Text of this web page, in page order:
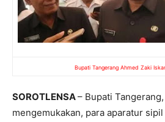
Bupati Tangerang Ahmed Zaki
SOROTLENSA– Bupati
mengemukakan, para aparatur